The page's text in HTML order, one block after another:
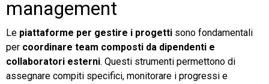
management
Le piattaforme per gestire i progetti sono fondamentali
per coordinare team composti da dipendenti e
collaboratori esterni. Questi strumenti permettono di
assegnare compiti specifici, monitorare i progressi e